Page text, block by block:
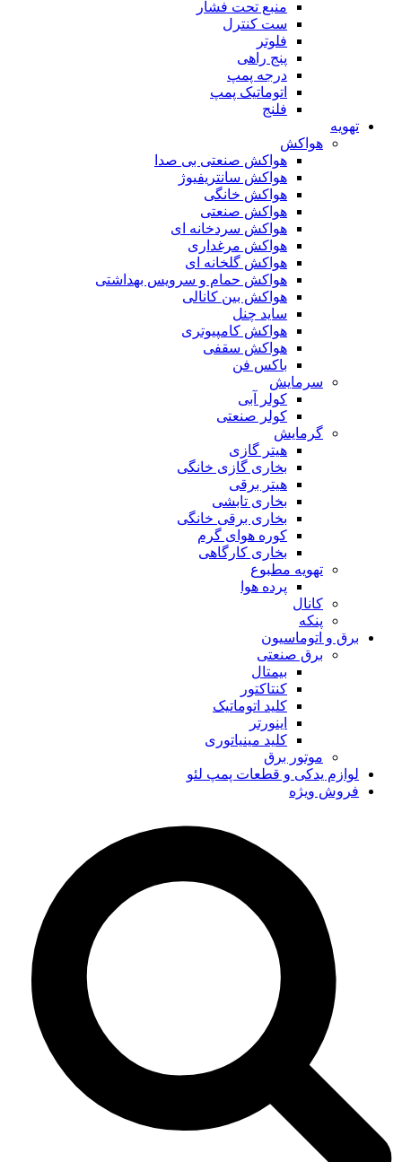
منبع تحت فشار
ست کنترل
فلوتر
پنج راهی
درجه پمپ
اتوماتیک پمپ
فلنج
تهویه
هواکش
هواکش صنعتی بی صدا
هواکش سانتریفیوژ
هواکش خانگی
هواکش صنعتی
هواکش سردخانه ای
هواکش مرغداری
هواکش گلخانه ای
هواکش حمام و سرویس بهداشتی
هواکش بین کانالی
ساید چنل
هواکش کامپیوتری
هواکش سقفی
باکس فن
سرمایش
کولر آبی
کولر صنعتی
گرمایش
هیتر گازی
بخاری گازی خانگی
هیتر برقی
بخاری تابشی
بخاری برقی خانگی
کوره هوای گرم
بخاری کارگاهی
تهویه مطبوع
پرده هوا
کانال
پنکه
برق و اتوماسیون
برق صنعتی
بیمتال
کنتاکتور
کلید اتوماتیک
اینورتر
کلید مینیاتوری
موتور برق
لوازم یدکی و قطعات پمپ لئو
فروش ویژه